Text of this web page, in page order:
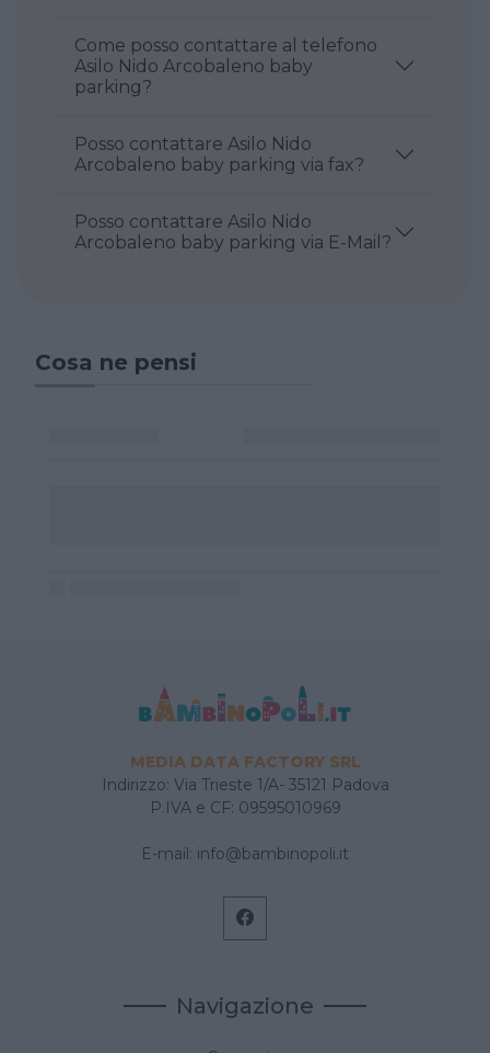
Come posso contattare al telefono
Asilo Nido Arcobaleno baby
parking?
Posso contattare Asilo Nido
Arcobaleno baby parking via fax?
Posso contattare Asilo Nido
Arcobaleno baby parking via E-Mail?
Cosa ne pensi
MEDIA DATA FACTORY SRL
Indirizzo: Via Trieste 1/A- 35121 Padova
P.IVA e CF: 09595010969
E-mail: info@bambinopoli.it
Navigazione